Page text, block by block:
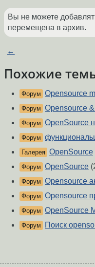
Вы не можете
перемещена в архив.
←
Похожие
Форум Opensource
Форум Opensource
Форум OpenSource
Форум
Галерея OpenSource
Форум OpenSource
Форум Opensource
Форум Opensource
Форум OpenSource
Форум Поиск